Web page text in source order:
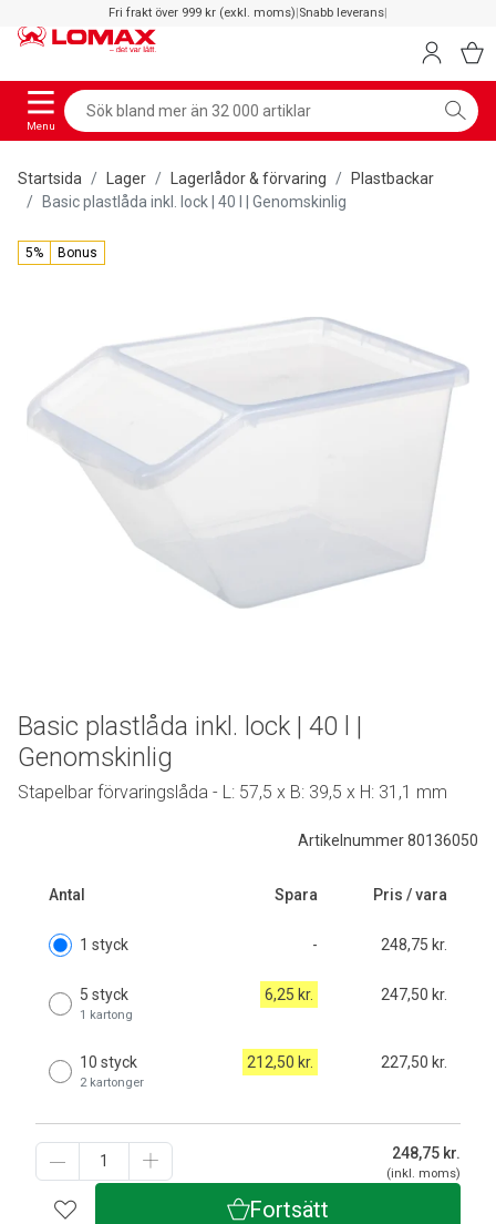
Fri frakt över 999 kr (exkl. moms)|Snabb leverans|
Menu
Startsida Lager Lagerlådor & förvaring
Plastbackar
Basic plastlåda inkl. lock | 40 l | Genomskinlig
5% Bonus
Artikelnummer 80136050
Antal Spara Pris / vara
1 styck - 248,75 kr.
5 styck
1 kartong
6,25 kr. 247,50 kr.
10 styck
2 kartonger
212,50 kr. 227,50 kr.
248,75 kr.
(inkl. moms)
Fortsätt
Basic plastlåda inkl. lock | 40 l |
Genomskinlig
Stapelbar förvaringslåda - L: 57,5 x B: 39,5 x H: 31,1 mm